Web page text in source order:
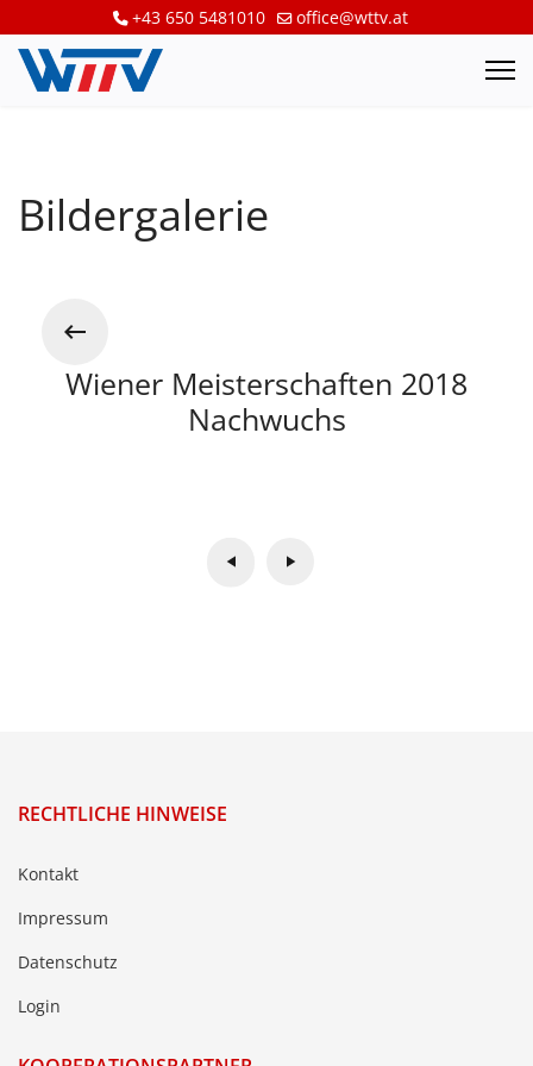
+43 650 5481010 office@wttv.at
Bildergalerie
Wiener Meisterschaften 2018
Nachwuchs
RECHTLICHE HINWEISE
Kontakt
Impressum
Datenschutz
Login